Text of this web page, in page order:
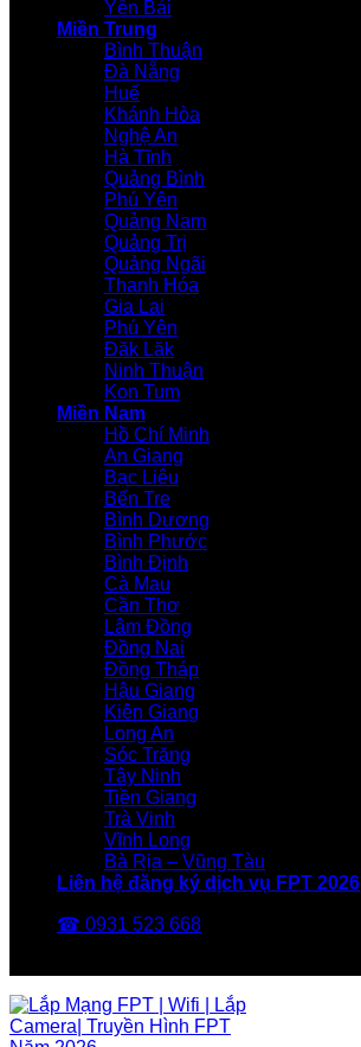
Yên Bái
Miền Trung
Bình Thuận
Đà Nẵng
Huế
Khánh Hòa
Nghệ An
Hà Tĩnh
Quảng Bình
Phú Yên
Quảng Nam
Quảng Trị
Quảng Ngãi
Thanh Hóa
Gia Lai
Phú Yên
Đăk Lăk
Ninh Thuận
Kon Tum
Miền Nam
Hồ Chí Minh
An Giang
Bạc Liêu
Bến Tre
Bình Dương
Bình Phước
Bình Định
Cà Mau
Cần Thơ
Lâm Đồng
Đồng Nai
Đồng Tháp
Hậu Giang
Kiên Giang
Long An
Sóc Trăng
Tây Ninh
Tiền Giang
Trà Vinh
Vĩnh Long
Bà Rịa – Vũng Tàu
Liên hệ đăng ký dịch vụ FPT 2026
☎ 0931 523 668